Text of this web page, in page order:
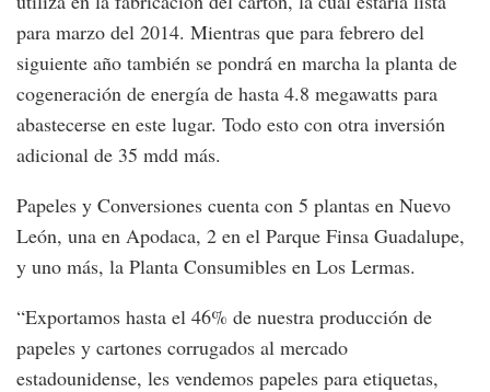
para marzo del 2014. Mientras que para febrero del
siguiente año también se pondrá en marcha la planta de
cogeneración de energía de hasta 4.8 megawatts para
abastecerse en este lugar. Todo esto con otra inversión
adicional de 35 mdd más.
Papeles y Conversiones cuenta con 5 plantas en Nuevo
León, una en Apodaca, 2 en el Parque Finsa Guadalupe,
y uno más, la Planta Consumibles en Los Lermas.
“Exportamos hasta el 46% de nuestra producción de
papeles y cartones corrugados al mercado
estadounidense, les vendemos papeles para etiquetas,